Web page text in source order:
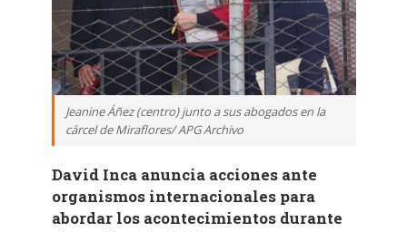
Jeanine Áñez (centro) junto a sus abogados en la
cárcel de Miraflores/ APG Archivo
David Inca anuncia acciones ante
organismos internacionales para
abordar los acontecimientos durante